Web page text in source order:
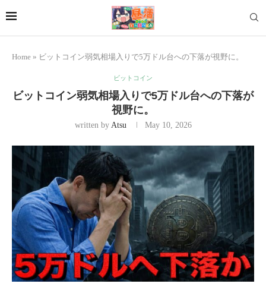
Home » ビットコイン弱気相場入りで5万ドル台への下落が視野に。
ビットコイン
ビットコイン弱気相場入りで5万ドル台への下落が
視野に。
written by Atsu May 10, 2026